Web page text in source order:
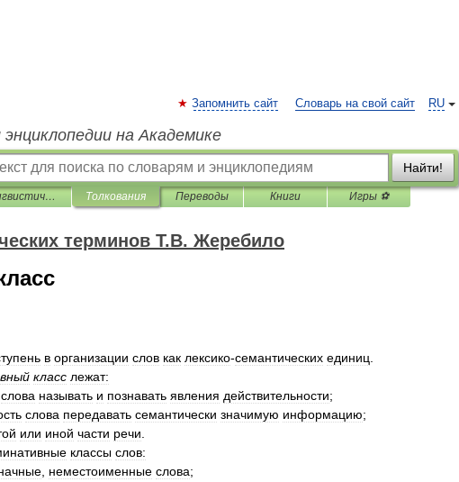
RU
Запомнить сайт Словарь на свой сайт
энциклопедии на Академике
Найти!
Словарь лингвистических терминов Т.В. Жеребило Толкования Переводы Книги Игры ⚽
терминов Т.В. Жеребило
в организации слов как лексико-семантических единиц
класс лежат:
слова называть и познавать явления действительности;
слова передавать семантически значимую информацию;
или иной части речи
классы слов:
неместоименные слова;